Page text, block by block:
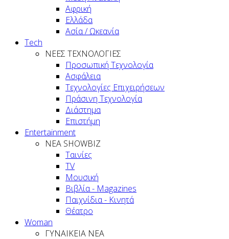
Αφρική
Ελλάδα
Ασία / Ωκεανία
Tech
ΝΕΕΣ ΤΕΧΝΟΛΟΓΙΕΣ
Προσωπική Τεχνολογία
Ασφάλεια
Τεχνολογίες Επιχειρήσεων
Πράσινη Τεχνολογία
Διάστημα
Επιστήμη
Entertainment
ΝΕΑ SHOWBIZ
Ταινίες
TV
Μουσική
Βιβλία - Magazines
Παιχνίδια - Κινητά
Θέατρο
Woman
ΓΥΝΑΙΚΕΙΑ ΝΕΑ